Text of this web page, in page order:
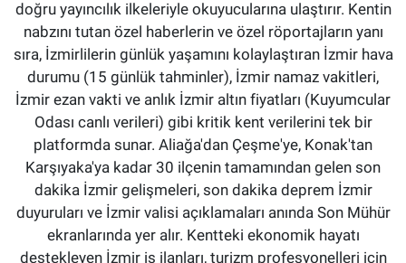
doğru yayıncılık ilkeleriyle okuyucularına ulaştırır. Kentin
nabzını tutan özel haberlerin ve özel röportajların yanı
sıra, İzmirlilerin günlük yaşamını kolaylaştıran İzmir hava
durumu (15 günlük tahminler), İzmir namaz vakitleri,
İzmir ezan vakti ve anlık İzmir altın fiyatları (Kuyumcular
Odası canlı verileri) gibi kritik kent verilerini tek bir
platformda sunar. Aliağa'dan Çeşme'ye, Konak'tan
Karşıyaka'ya kadar 30 ilçenin tamamından gelen son
dakika İzmir gelişmeleri, son dakika deprem İzmir
duyuruları ve İzmir valisi açıklamaları anında Son Mühür
ekranlarında yer alır. Kentteki ekonomik hayatı
destekleyen İzmir iş ilanları, turizm profesyonelleri için